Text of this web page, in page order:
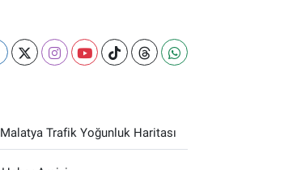
Malatya Trafik Yoğunluk Haritası